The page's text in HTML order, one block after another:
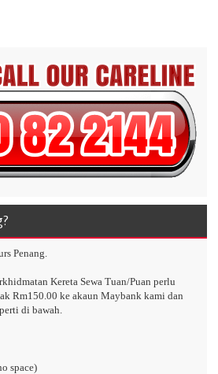
Penang.
Kereta Sewa Tuan/Puan perlu
Rm150.00 ke akaun Maybank kami dan
di bawah.
space)